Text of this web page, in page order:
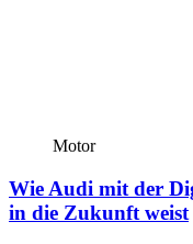
Motor
Wie Audi mit der
in die Zukunft weist